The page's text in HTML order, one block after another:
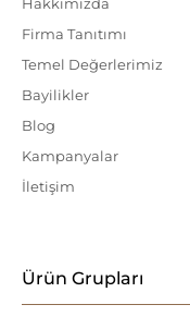
Hakkımızda
Firma Tanıtımı
Temel Değerlerimiz
Bayilikler
Blog
Kampanyalar
İletişim
Ürün Grupları